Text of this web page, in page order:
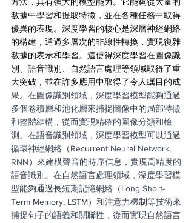
數據中學習和提取特徵，並在各種任務中取得
優異的表現。深度學習的核心是深層神經網絡
的構建，通過多層次的非線性轉換，實現復雜
數據的表示和學習。這使得深度學習在圖像識
別、語音識別、自然語言處理等領域取得了重
大突破，並在許多應用中取得了令人瞩目的成
果。 在圖像識別領域，深度學習模型能夠通過
多個卷積層和池化層來捕捉圖像中的局部特徵
和整體結構，從而實現精確的圖像分類和檢
測。在語音識別領域，深度學習模型可以通過
循環神經網絡（Recurrent Neural Network,
RNN）來建模聲音的時序信息，實現高精度的
語音識別。在自然語言處理領域，深度學習模
型能夠通過長短期記憶網絡（Long Short-
Term Memory, LSTM）和注意力機制等技術來
捕捉句子的語義和關聯性，從而實現自然語言